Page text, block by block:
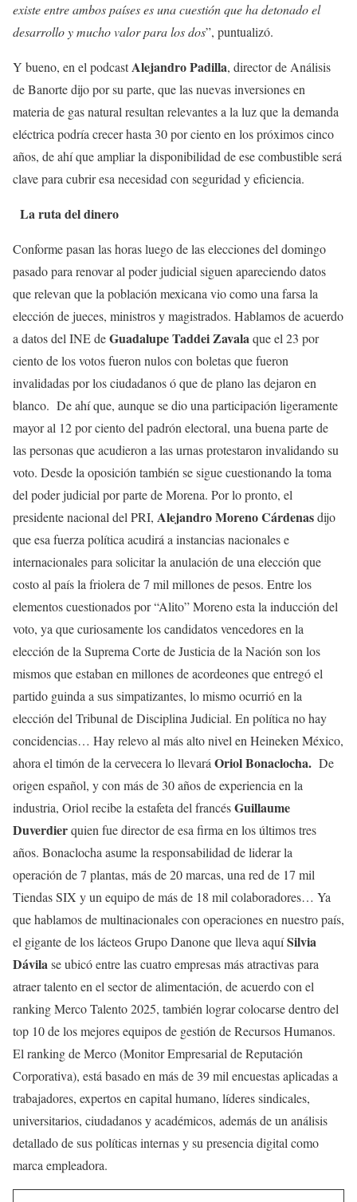
existe entre ambos países es una cuestión que ha detonado el
desarrollo y mucho valor para los dos”, puntualizó.
Y bueno, en el podcastAlejandro Padilla, director de Análisis
de Banorte dijo por su parte, que las nuevas inversiones en
materia de gas natural resultan relevantes a la luz que la demanda
eléctrica podría crecer hasta 30 por ciento en los próximos cinco
años, de ahí que ampliar la disponibilidad de ese combustible será
clave para cubrir esa necesidad con seguridad y eficiencia.
La ruta del dinero
Conforme pasan las horas luego de las elecciones del domingo
pasado para renovar al poder judicial siguen apareciendo datos
que relevan que la población mexicana vio como una farsa la
elección de jueces, ministros y magistrados. Hablamos de acuerdo
a datos del INE deGuadalupe Taddei Zavalaque el 23 por
ciento de los votos fueron nulos con boletas que fueron
invalidadas por los ciudadanos ó que de plano las dejaron en
blanco. De ahí que, aunque se dio una participación ligeramente
mayor al 12 por ciento del padrón electoral, una buena parte de
las personas que acudieron a las urnas protestaron invalidando su
voto. Desde la oposición también se sigue cuestionando la toma
del poder judicial por parte de Morena. Por lo pronto, el
presidente nacional del PRI, Alejandro MorenoCárdenasdijo
que esa fuerza política acudirá a instancias nacionales e
internacionales para solicitar la anulación de una elección que
costo al país la friolera de 7 mil millones de pesos. Entre los
elementos cuestionados por “Alito” Moreno esta la inducción del
voto, ya que curiosamente los candidatos vencedores en la
elección de la Suprema Corte de Justicia de la Nación son los
mismos que estaban en millones de acordeones que entregó el
partido guinda a sus simpatizantes, lo mismo ocurrió en la
elección del Tribunal de Disciplina Judicial. En política no hay
concidencias… Hay relevo al más alto nivel en Heineken México,
ahora el timón de la cervecera lo llevará Oriol Bonaclocha. De
origen español, y con más de 30 años de experiencia en la
industria, Oriol recibe la estafeta del francésGuillaume
Duverdierquien fue director de esa firma en los últimos tres
años. Bonaclocha asume la responsabilidad de liderar la
operación de 7 plantas, más de 20 marcas, una red de 17 mil
Tiendas SIX y un equipo de más de 18 mil colaboradores… Ya
que hablamos de multinacionales con operaciones en nuestro país,
el gigante de los lácteos Grupo Danone que lleva aquíSilvia
Dávilase ubicó entre las cuatro empresas más atractivas para
atraer talento en el sector de alimentación, de acuerdo con el
ranking Merco Talento 2025, también lograr colocarse dentro del
top 10 de los mejores equipos de gestión de Recursos Humanos.
El ranking de Merco (Monitor Empresarial de Reputación
Corporativa), está basado en más de 39 mil encuestas aplicadas a
trabajadores, expertos en capital humano, líderes sindicales,
universitarios, ciudadanos y académicos, además de un análisis
detallado de sus políticas internas y su presencia digital como
marca empleadora.